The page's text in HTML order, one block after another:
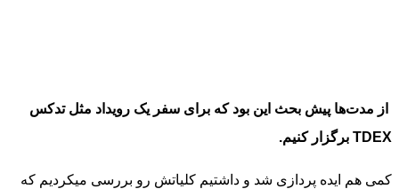
از مدت‌ها پیش بحث این بود که برای سفر یک رویداد مثل تدکس
TDEX برگزار کنیم.
کمی هم ایده پردازی شد و داشتیم کلیاتش رو بررسی میکردیم که